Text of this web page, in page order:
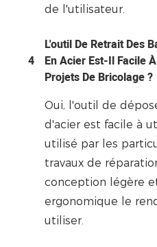
de l'utilisateur.
4
L'outil De Retrait Des
En Acier Est-Il Facile
Projets De Bricolage ?
Oui, l'outil de
d'acier est facile à
utilisé par les
travaux de
conception légère
ergonomique le
utiliser.